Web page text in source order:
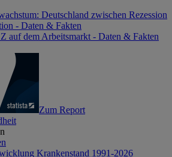
Deutschland zwischen Rezession
- Daten & Fakten
auf dem Arbeitsmarkt - Daten & Fakten
Zum Report
Krankenstand 1991-2026